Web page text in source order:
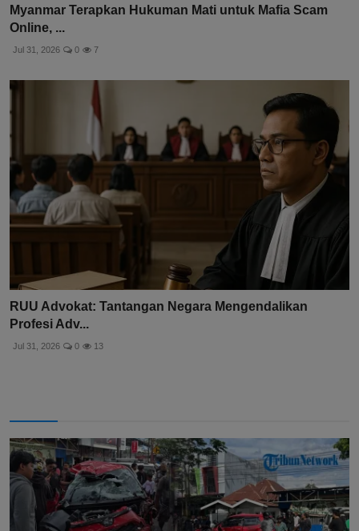
Myanmar Terapkan Hukuman Mati untuk Mafia Scam
Online, ...
Jul 31, 2026 0 7
RUU Advokat: Tantangan Negara Mengendalikan
Profesi Adv...
Jul 31, 2026 0 13